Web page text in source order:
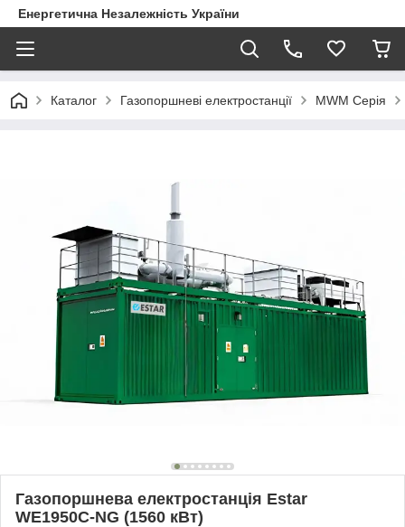
Енергетична Незалежність України
Каталог Газопоршневі електростанції MWM Серія
Газопоршнева електростанція Estar
WE1950С-NG (1560 кВт)